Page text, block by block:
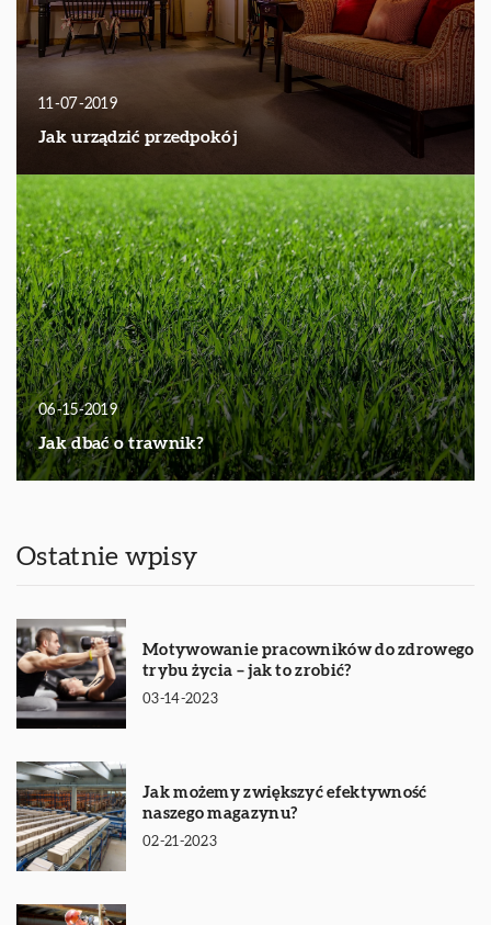
11-07-2019
Jak urządzić przedpokój
06-15-2019
Jak dbać o trawnik?
Ostatnie wpisy
Motywowanie pracowników do zdrowego
trybu życia – jak to zrobić?
03-14-2023
Jak możemy zwiększyć efektywność
naszego magazynu?
02-21-2023